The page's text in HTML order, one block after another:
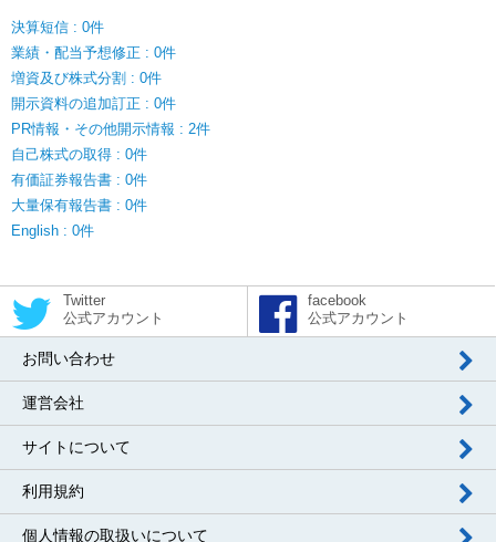
決算短信 : 0件
業績・配当予想修正 : 0件
増資及び株式分割 : 0件
開示資料の追加訂正 : 0件
PR情報・その他開示情報 : 2件
自己株式の取得 : 0件
有価証券報告書 : 0件
大量保有報告書 : 0件
English : 0件
Twitter
公式アカウント
facebook
公式アカウント
お問い合わせ
運営会社
サイトについて
利用規約
個人情報の取扱いについて